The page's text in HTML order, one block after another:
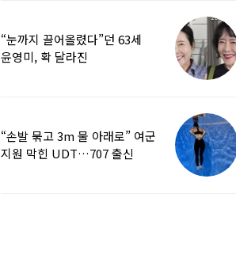
“눈까지 끌어올렸다”던 63세
윤영미, 확 달라진
“손발 묶고 3m 물 아래로” 여군
지원 막힌 UDT…707 출신